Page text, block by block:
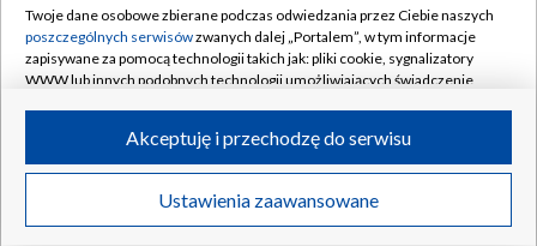
Rada Programowa
System NOS
Informacje o nadawcy
Program dla prasy
Ogłoszenie przetargowe
Kontakt
Kanały
©2026 Telewizja Polska S.A. w likwidacji
Twoje dane osobowe zbierane podczas odwiedzania przez Ciebie naszych
poszczególnych serwisówzwanych dalej „Portalem”, w tym informacje
zapisywane za pomocą technologii takich jak: pliki cookie, sygnalizatory
WWW lub innych podobnych technologii umożliwiających świadczenie
ruchu w Internecie.
Twoje dane osobowe zbierane podczas odwiedzania przez Ciebie
poszczególnych serwisówna Portalu, takie jak adresy IP, identyfikatory
Ustawienia zaawansowane
Akceptuję i przechodzę do serwisu